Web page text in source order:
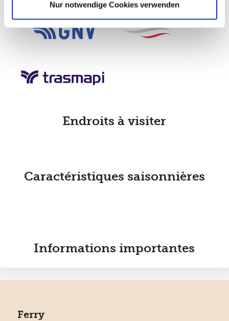
Nur notwendige Cookies verwenden
Endroits à visiter
Caractéristiques saisonnières
Informations importantes
Ferry